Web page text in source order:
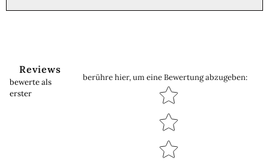
Reviews
bewerte als
erster
berühre hier, um eine Bewertung abzugeben:
Star rating